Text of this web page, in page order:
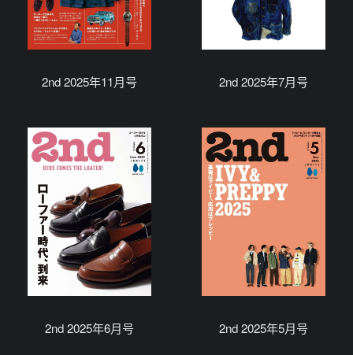
2nd 2025年11月号 2nd 2025年7月号
2nd 2025年6月号 2nd 2025年5月号